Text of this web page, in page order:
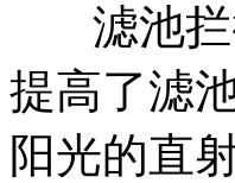
滤池拦
提高了滤
阳光的直